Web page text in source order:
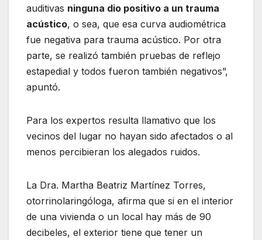
auditivas ninguna dio positivo a un trauma
acústico, o sea, que esa curva audiométrica
fue negativa para trauma acústico. Por otra
parte, se realizó también pruebas de reflejo
estapedial y todos fueron también negativos”,
apuntó.
Para los expertos resulta llamativo que los
vecinos del lugar no hayan sido afectados o al
menos percibieran los alegados ruidos.
La Dra. Martha Beatriz Martínez Torres,
otorrinolaringóloga, afirma que si en el interior
de una vivienda o un local hay más de 90
decibeles, el exterior tiene que tener un